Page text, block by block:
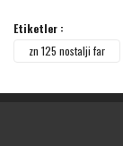
Etiketler :
zn 125 nostalji far